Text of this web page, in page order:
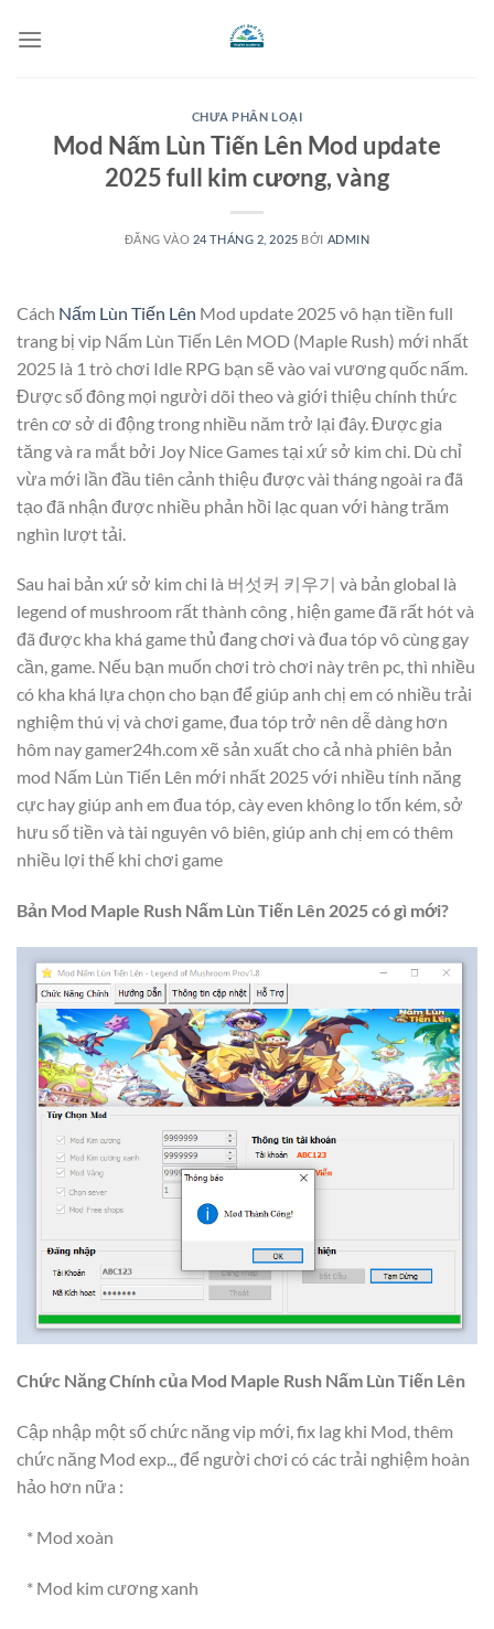
qua
CHƯA PHÂN LOẠI
Mod Nấm Lùn Tiến Lên Mod update
2025 full kim cương, vàng
ĐĂNG VÀO 24 THÁNG 2, 2025 BỞI ADMIN
Cách Nấm Lùn Tiến Lên Mod update 2025 vô hạn tiền full
trang bị vip Nấm Lùn Tiến Lên MOD (Maple Rush) mới nhất
2025 là 1 trò chơi Idle RPG bạn sẽ vào vai vương quốc nấm.
Được số đông mọi người dõi theo và giới thiệu chính thức
trên cơ sở di động trong nhiều năm trở lại đây. Được gia
tăng và ra mắt bởi Joy Nice Games tại xứ sở kim chi. Dù chỉ
vừa mới lần đầu tiên cảnh thiệu được vài tháng ngoài ra đã
tạo đã nhận được nhiều phản hồi lạc quan với hàng trăm
nghìn lượt tải.
Sau hai bản xứ sở kim chi là 버섯커 키우기 và bản global là
legend of mushroom rất thành công , hiện game đã rất hót và
đã được kha khá game thủ đang chơi và đua tóp vô cùng gay
cần, game. Nếu bạn muốn chơi trò chơi này trên pc, thì nhiều
có kha khá lựa chọn cho bạn để giúp anh chị em có nhiều trải
nghiệm thú vị và chơi game, đua tóp trở nên dễ dàng hơn
hôm nay gamer24h.com xẽ sản xuất cho cả nhà phiên bản
mod Nấm Lùn Tiến Lên mới nhất 2025 với nhiều tính năng
cực hay giúp anh em đua tóp, cày even không lo tốn kém, sở
hưu số tiền và tài nguyên vô biên, giúp anh chị em có thêm
nhiều lợi thế khi chơi game
Bản Mod Maple Rush Nấm Lùn Tiến Lên 2025 có gì mới?
Chức Năng Chính của Mod Maple Rush Nấm Lùn Tiến Lên
Cập nhập một số chức năng vip mới, fix lag khi Mod, thêm
chức năng Mod exp.., để người chơi có các trải nghiệm hoàn
hảo hơn nữa :
* Mod xoàn
* Mod kim cương xanh